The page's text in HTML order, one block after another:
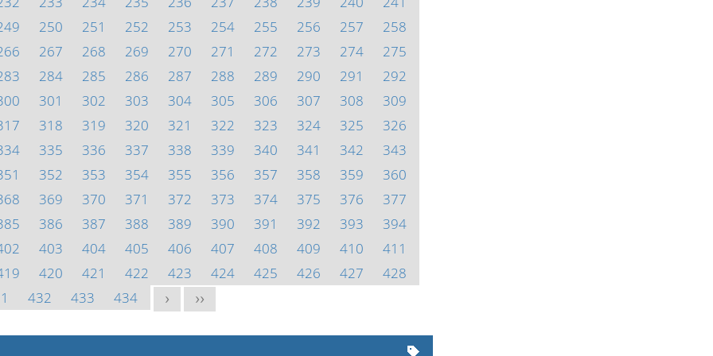
250 251 252 253 254 255 256 257
258
267 268 269 270 271 272 273 274
275
284 285 286 287 288 289 290 291
292
301 302 303 304 305 306 307 308
309
318 319 320 321 322 323 324 325
326
335 336 337 338 339 340 341 342
343
352 353 354 355 356 357 358 359
360
369 370 371 372 373 374 375 376
377
386 387 388 389 390 391 392 393
394
403 404 405 406 407 408 409 410
411
420 421 422 423 424 425 426 427
428
432 433 434 > >>